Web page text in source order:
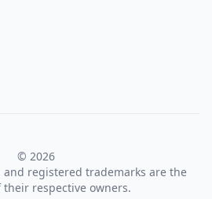
© 2026
and registered trademarks are the
respective owners.